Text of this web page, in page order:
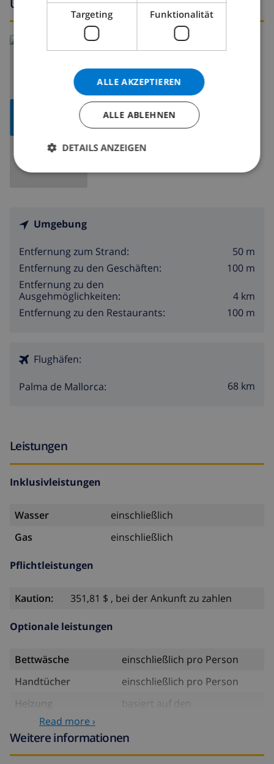
Umgebung
Lesen Sie mehr über:
Umgebung
Entfernung zum Strand:
50 m
Entfernung zu den Geschäften:
100 m
Entfernung zu den
Ausgehmöglichkeiten:
4 km
Entfernung zu den Restaurants:
100 m
Flughäfen:
Palma de Mallorca: 68 km
Leistungen
Inklusivleistungen
Wasser
einschließlich
Gas
einschließlich
Pflichtleistungen
Kaution: 351,81 $ , bei der Ankunft zu zahlen
Optionale leistungen
Bettwäsche
einschließlich pro Person
Handtücher
einschließlich pro Person
Heizung
basiert auf den
Verspätete ankunft
35,18 $ , bei der Ankunft zu
Read more ›
Weitere informationen
Targeting Funktionalität
ALLE AKZEPTIEREN
ALLE ABLEHNEN
DETAILS ANZEIGEN